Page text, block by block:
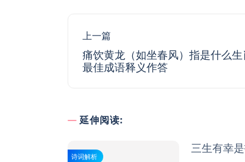
上一篇
痛饮黄龙（如坐春风）指是什么生
最佳成语释义作答
延伸阅读:
诗词解析
三生有幸